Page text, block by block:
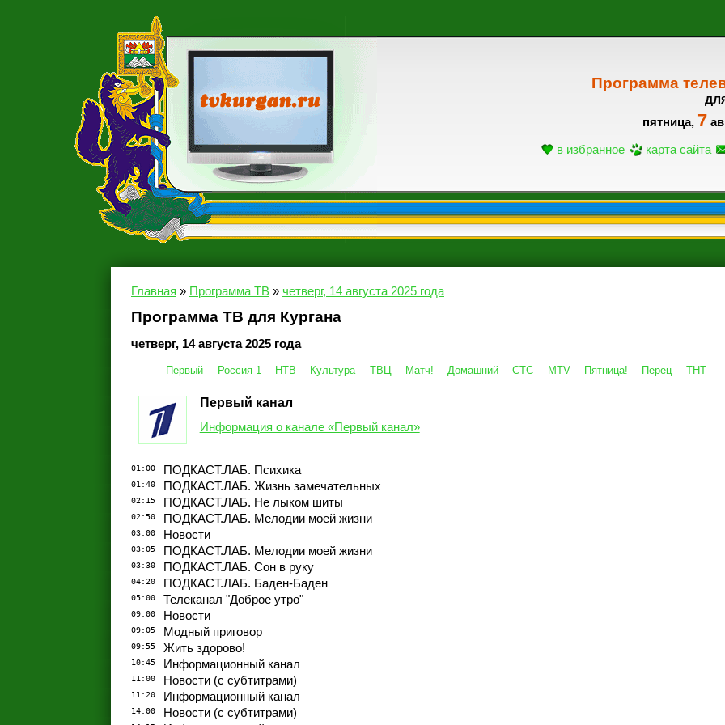
Программа
пятница, 7
в избранное карта сайта
Главная » Программа ТВ » четверг, 14 августа 2025 года
Программа ТВ для Кургана
четверг, 14 августа 2025 года
Первый Россия 1 НТВ Культура ТВЦ Матч! Домашний СТС MTV Пятница! Перец ТНТ
Первый канал
Информация о канале «Первый канал»
01:00 ПОДКАСТ.ЛАБ. Психика
01:40 ПОДКАСТ.ЛАБ. Жизнь замечательных
02:15 ПОДКАСТ.ЛАБ. Не лыком шиты
02:50 ПОДКАСТ.ЛАБ. Мелодии моей жизни
03:00 Новости
03:05 ПОДКАСТ.ЛАБ. Мелодии моей жизни
03:30 ПОДКАСТ.ЛАБ. Сон в руку
04:20 ПОДКАСТ.ЛАБ. Баден-Баден
05:00 Телеканал "Доброе утро"
09:00 Новости
09:05 Модный приговор
09:55 Жить здорово!
10:45 Информационный канал
11:00 Новости (с субтитрами)
11:20 Информационный канал
14:00 Новости (с субтитрами)